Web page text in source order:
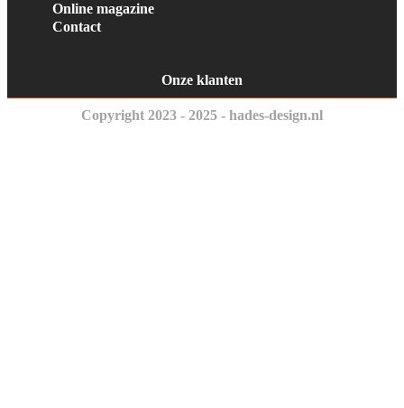
Online magazine
Contact
Onze klanten
Copyright 2023 - 2025 - hades-design.nl